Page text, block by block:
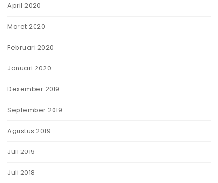
April 2020
Maret 2020
Februari 2020
Januari 2020
Desember 2019
September 2019
Agustus 2019
Juli 2019
Juli 2018